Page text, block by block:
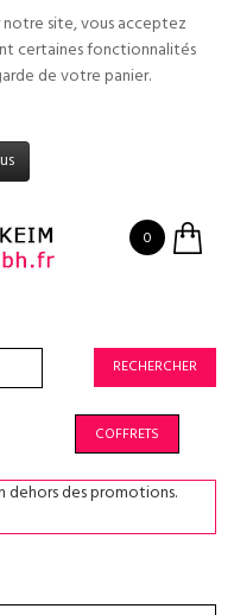
site, vous acceptez
certaines fonctionnalités
de votre panier.
0
RECHERCHER
COFFRETS
dehors des promotions.